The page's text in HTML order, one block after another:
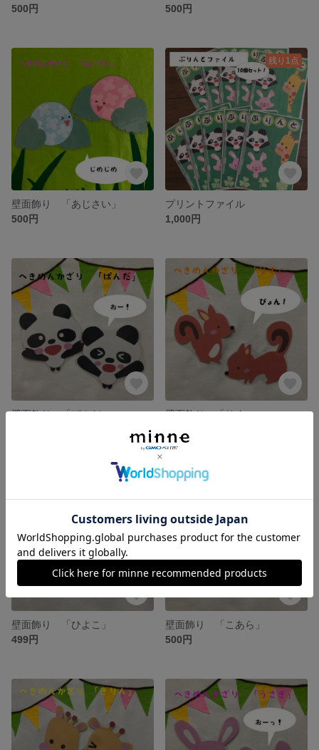
500円
500円
壁面飾り 「あじさい」
500円
残り1点
プリントファイル
1,000円
壁面飾り 「ぱんだ」
壁面飾り 「りす」
壁面飾り 「ひよこ」
499円
壁面飾り 「こあら」
500円